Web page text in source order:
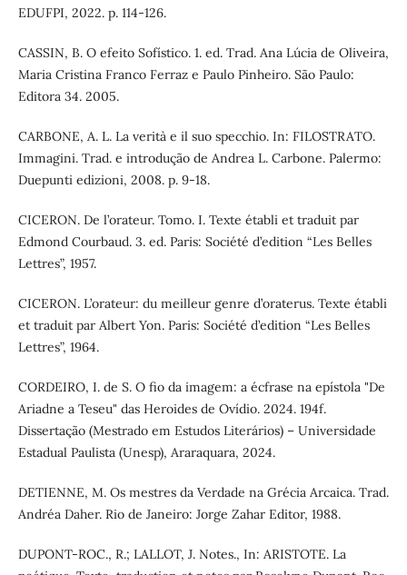
EDUFPI, 2022. p. 114-126.
CASSIN, B. O efeito Sofístico. 1. ed. Trad. Ana Lúcia de Oliveira,
Maria Cristina Franco Ferraz e Paulo Pinheiro. São Paulo:
Editora 34. 2005.
CARBONE, A. L. La verità e il suo specchio. In: FILOSTRATO.
Immagini. Trad. e introdução de Andrea L. Carbone. Palermo:
Duepunti edizioni, 2008. p. 9-18.
CICERON. De l’orateur. Tomo. I. Texte établi et traduit par
Edmond Courbaud. 3. ed. Paris: Société d’edition “Les Belles
Lettres”, 1957.
CICERON. L’orateur: du meilleur genre d’oraterus. Texte établi
et traduit par Albert Yon. Paris: Société d’edition “Les Belles
Lettres”, 1964.
CORDEIRO, I. de S. O fio da imagem: a écfrase na epístola "De
Ariadne a Teseu" das Heroides de Ovídio. 2024. 194f.
Dissertação (Mestrado em Estudos Literários) – Universidade
Estadual Paulista (Unesp), Araraquara, 2024.
DETIENNE, M. Os mestres da Verdade na Grécia Arcaica. Trad.
Andréa Daher. Rio de Janeiro: Jorge Zahar Editor, 1988.
DUPONT-ROC., R.; LALLOT, J. Notes., In: ARISTOTE. La